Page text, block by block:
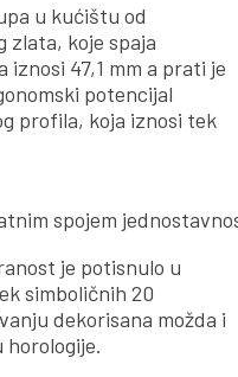
u kućištu od
zlata, koje spaja
47,1 mm a prati je
potencijal
profila, koja iznosi tek
spojem
je potisnulo u
simboličnih 20
dekorisana možda i
horologije.